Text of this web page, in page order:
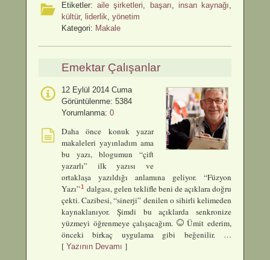
Etiketler:aile şirketleri, başarı, insan kaynağı,
kültür, liderlik, yönetim
Kategori: Makale
Emektar Çalışanlar
12 Eylül 2014 Cuma
Görüntülenme: 5384
Yorumlanma: 0
Daha önce konuk yazar
makaleleri yayınladım ama
bu yazı, blogumun “çift
yazarlı” ilk yazısı ve
ortaklaşa yazıldığı anlamına geliyor. “Füzyon
Yazı”1 dalgası, gelen teklifle beni de açıklara doğru
çekti. Cazibesi, “sinerji” denilen o sihirli kelimeden
kaynaklanıyor. Şimdi bu açıklarda senkronize
yüzmeyi öğrenmeye çalışacağım.
Ümit ederim,
önceki birkaç uygulama gibi beğenilir. …
[ Yazının Devamı ]